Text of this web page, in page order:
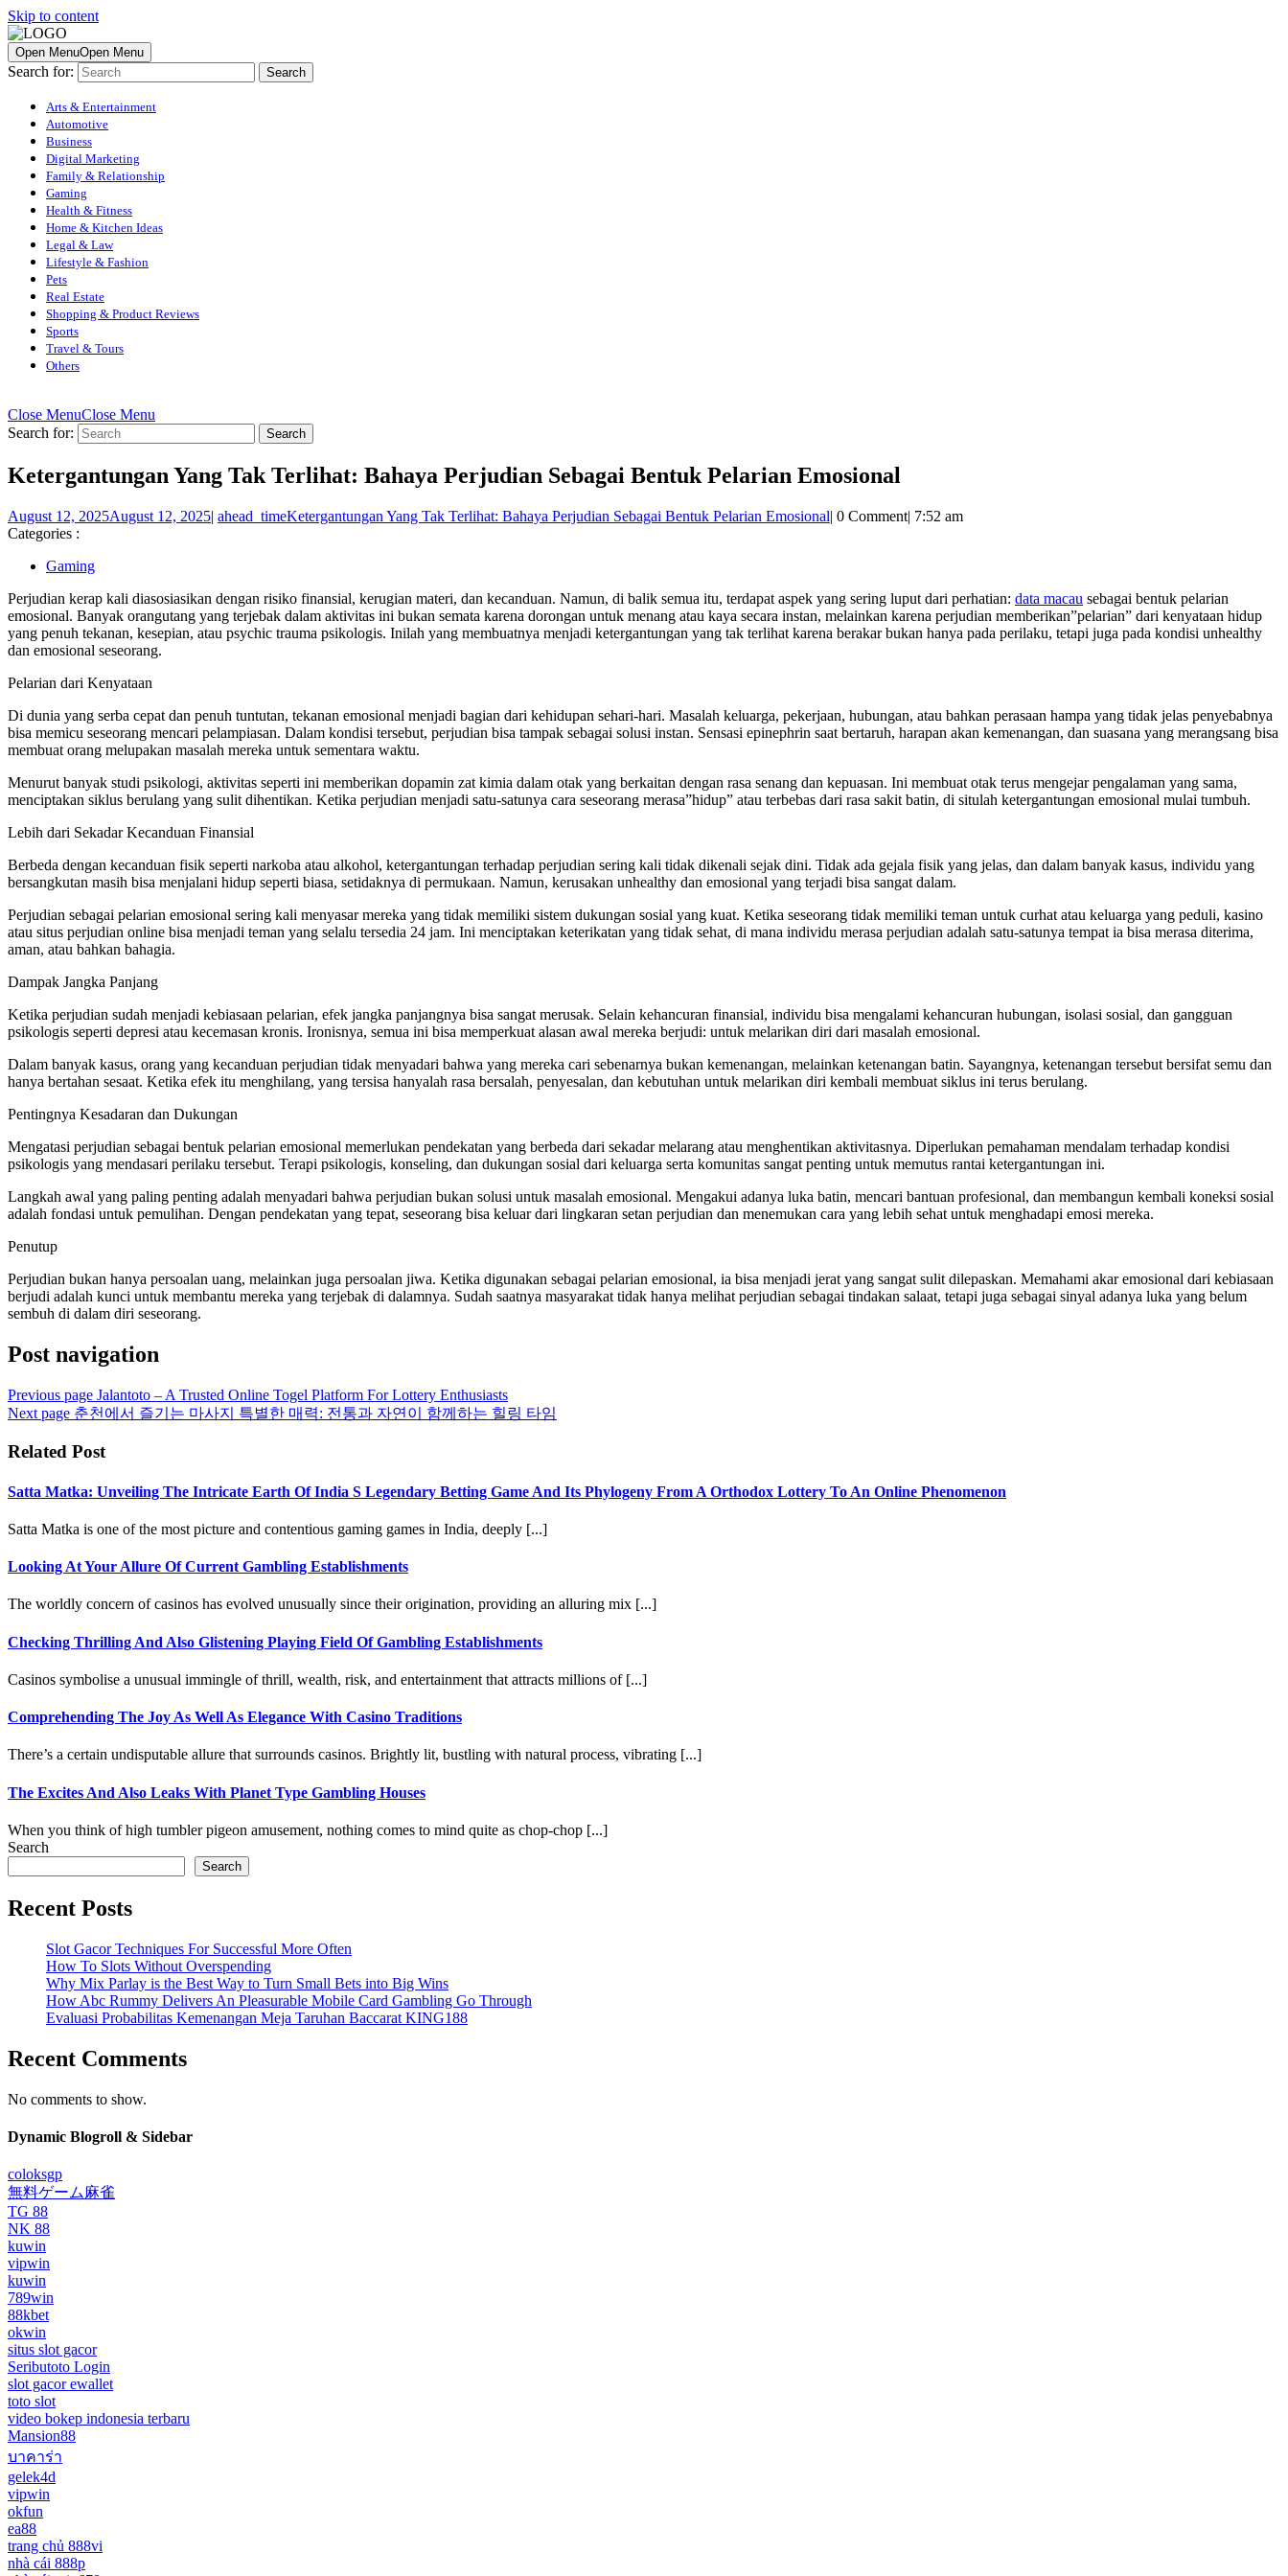
Skip to content
Open MenuOpen Menu
Search for:
Arts & Entertainment
Automotive
Business
Digital Marketing
Family & Relationship
Gaming
Health & Fitness
Home & Kitchen Ideas
Legal & Law
Lifestyle & Fashion
Pets
Real Estate
Shopping & Product Reviews
Sports
Travel & Tours
Others
Close MenuClose Menu
Search for:
Ketergantungan Yang Tak Terlihat: Bahaya Perjudian Sebagai Bentuk Pelarian Emosional
August 12, 2025August 12, 2025| ahead_timeKetergantungan Yang Tak Terlihat: Bahaya Perjudian Sebagai Bentuk Pelarian Emosional| 0 Comment| 7:52 am
Categories :
Gaming
Perjudian kerap kali diasosiasikan dengan risiko finansial, kerugian materi, dan kecanduan. Namun, di balik semua itu, terdapat aspek yang sering luput dari perhatian: data macau sebagai bentuk pelarian
emosional. Banyak orangutang yang terjebak dalam aktivitas ini bukan semata karena dorongan untuk menang atau kaya secara instan, melainkan karena perjudian memberikan”pelarian” dari kenyataan hidup
yang penuh tekanan, kesepian, atau psychic trauma psikologis. Inilah yang membuatnya menjadi ketergantungan yang tak terlihat karena berakar bukan hanya pada perilaku, tetapi juga pada kondisi unhealthy
dan emosional seseorang.
Pelarian dari Kenyataan
Di dunia yang serba cepat dan penuh tuntutan, tekanan emosional menjadi bagian dari kehidupan sehari-hari. Masalah keluarga, pekerjaan, hubungan, atau bahkan perasaan hampa yang tidak jelas penyebabnya
bisa memicu seseorang mencari pelampiasan. Dalam kondisi tersebut, perjudian bisa tampak sebagai solusi instan. Sensasi epinephrin saat bertaruh, harapan akan kemenangan, dan suasana yang merangsang bisa
membuat orang melupakan masalah mereka untuk sementara waktu.
Menurut banyak studi psikologi, aktivitas seperti ini memberikan dopamin zat kimia dalam otak yang berkaitan dengan rasa senang dan kepuasan. Ini membuat otak terus mengejar pengalaman yang sama,
menciptakan siklus berulang yang sulit dihentikan. Ketika perjudian menjadi satu-satunya cara seseorang merasa”hidup” atau terbebas dari rasa sakit batin, di situlah ketergantungan emosional mulai tumbuh.
Lebih dari Sekadar Kecanduan Finansial
Berbeda dengan kecanduan fisik seperti narkoba atau alkohol, ketergantungan terhadap perjudian sering kali tidak dikenali sejak dini. Tidak ada gejala fisik yang jelas, dan dalam banyak kasus, individu yang
bersangkutan masih bisa menjalani hidup seperti biasa, setidaknya di permukaan. Namun, kerusakan unhealthy dan emosional yang terjadi bisa sangat dalam.
Perjudian sebagai pelarian emosional sering kali menyasar mereka yang tidak memiliki sistem dukungan sosial yang kuat. Ketika seseorang tidak memiliki teman untuk curhat atau keluarga yang peduli, kasino
atau situs perjudian online bisa menjadi teman yang selalu tersedia 24 jam. Ini menciptakan keterikatan yang tidak sehat, di mana individu merasa perjudian adalah satu-satunya tempat ia bisa merasa diterima,
aman, atau bahkan bahagia.
Dampak Jangka Panjang
Ketika perjudian sudah menjadi kebiasaan pelarian, efek jangka panjangnya bisa sangat merusak. Selain kehancuran finansial, individu bisa mengalami kehancuran hubungan, isolasi sosial, dan gangguan
psikologis seperti depresi atau kecemasan kronis. Ironisnya, semua ini bisa memperkuat alasan awal mereka berjudi: untuk melarikan diri dari masalah emosional.
Dalam banyak kasus, orang yang kecanduan perjudian tidak menyadari bahwa yang mereka cari sebenarnya bukan kemenangan, melainkan ketenangan batin. Sayangnya, ketenangan tersebut bersifat semu dan
hanya bertahan sesaat. Ketika efek itu menghilang, yang tersisa hanyalah rasa bersalah, penyesalan, dan kebutuhan untuk melarikan diri kembali membuat siklus ini terus berulang.
Pentingnya Kesadaran dan Dukungan
Mengatasi perjudian sebagai bentuk pelarian emosional memerlukan pendekatan yang berbeda dari sekadar melarang atau menghentikan aktivitasnya. Diperlukan pemahaman mendalam terhadap kondisi
psikologis yang mendasari perilaku tersebut. Terapi psikologis, konseling, dan dukungan sosial dari keluarga serta komunitas sangat penting untuk memutus rantai ketergantungan ini.
Langkah awal yang paling penting adalah menyadari bahwa perjudian bukan solusi untuk masalah emosional. Mengakui adanya luka batin, mencari bantuan profesional, dan membangun kembali koneksi sosial
adalah fondasi untuk pemulihan. Dengan pendekatan yang tepat, seseorang bisa keluar dari lingkaran setan perjudian dan menemukan cara yang lebih sehat untuk menghadapi emosi mereka.
Penutup
Perjudian bukan hanya persoalan uang, melainkan juga persoalan jiwa. Ketika digunakan sebagai pelarian emosional, ia bisa menjadi jerat yang sangat sulit dilepaskan. Memahami akar emosional dari kebiasaan
berjudi adalah kunci untuk membantu mereka yang terjebak di dalamnya. Sudah saatnya masyarakat tidak hanya melihat perjudian sebagai tindakan salaat, tetapi juga sebagai sinyal adanya luka yang belum
sembuh di dalam diri seseorang.
Post navigation
Previous page Jalantoto – A Trusted Online Togel Platform For Lottery Enthusiasts
Next page 춘천에서 즐기는 마사지 특별한 매력: 전통과 자연이 함께하는 힐링 타임
Related Post
Satta Matka: Unveiling The Intricate Earth Of India S Legendary Betting Game And Its Phylogeny From A Orthodox Lottery To An Online Phenomenon
Satta Matka is one of the most picture and contentious gaming games in India, deeply [...]
Looking At Your Allure Of Current Gambling Establishments
The worldly concern of casinos has evolved unusually since their origination, providing an alluring mix [...]
Checking Thrilling And Also Glistening Playing Field Of Gambling Establishments
Casinos symbolise a unusual immingle of thrill, wealth, risk, and entertainment that attracts millions of [...]
Comprehending The Joy As Well As Elegance With Casino Traditions
There’s a certain undisputable allure that surrounds casinos. Brightly lit, bustling with natural process, vibrating [...]
The Excites And Also Leaks With Planet Type Gambling Houses
When you think of high tumbler pigeon amusement, nothing comes to mind quite as chop-chop [...]
Search
Search
Recent Posts
Slot Gacor Techniques For Successful More Often
How To Slots Without Overspending
Why Mix Parlay is the Best Way to Turn Small Bets into Big Wins
How Abc Rummy Delivers An Pleasurable Mobile Card Gambling Go Through
Evaluasi Probabilitas Kemenangan Meja Taruhan Baccarat KING188
Recent Comments
No comments to show.
Dynamic Blogroll & Sidebar
coloksgp
無料ゲーム麻雀
TG 88
NK 88
kuwin
vipwin
kuwin
789win
88kbet
okwin
situs slot gacor
Seributoto Login
slot gacor ewallet
toto slot
video bokep indonesia terbaru
Mansion88
บาคาร่า
gelek4d
vipwin
okfun
ea88
trang chủ 888vi
nhà cái 888p